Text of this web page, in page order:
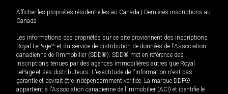
Afficher les propriétés résidentielles au Canada
Dernières inscriptions au
Canada
Les informations des propriétés sur ce site proviennent des inscriptions
Royal LePageMD et du service de distribution de données de l'Association
canadienne de l’immobilier (SDD®). SDD® met en référence des
inscriptions tenues par des agences immobilières autres que Royal
LePage et ses distributeurs. L'exactitude de l'information n'est pas
garantie et devrait être indépendamment vérifiée. La marque DDF®
appartient à l'Association canadienne de l’immobilier (ACI) et identifie le